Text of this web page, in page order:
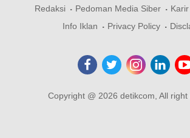
Redaksi Pedoman Media Siber Karir
Info Iklan
Privacy Policy
Copyright @ 2026 detikcom, All right